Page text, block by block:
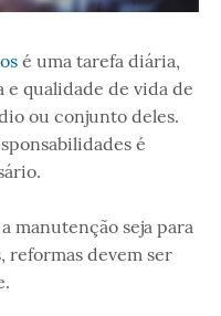
é uma tarefa diária,
e qualidade de vida de
ou conjunto deles.
é
manutenção seja para
reformas devem ser